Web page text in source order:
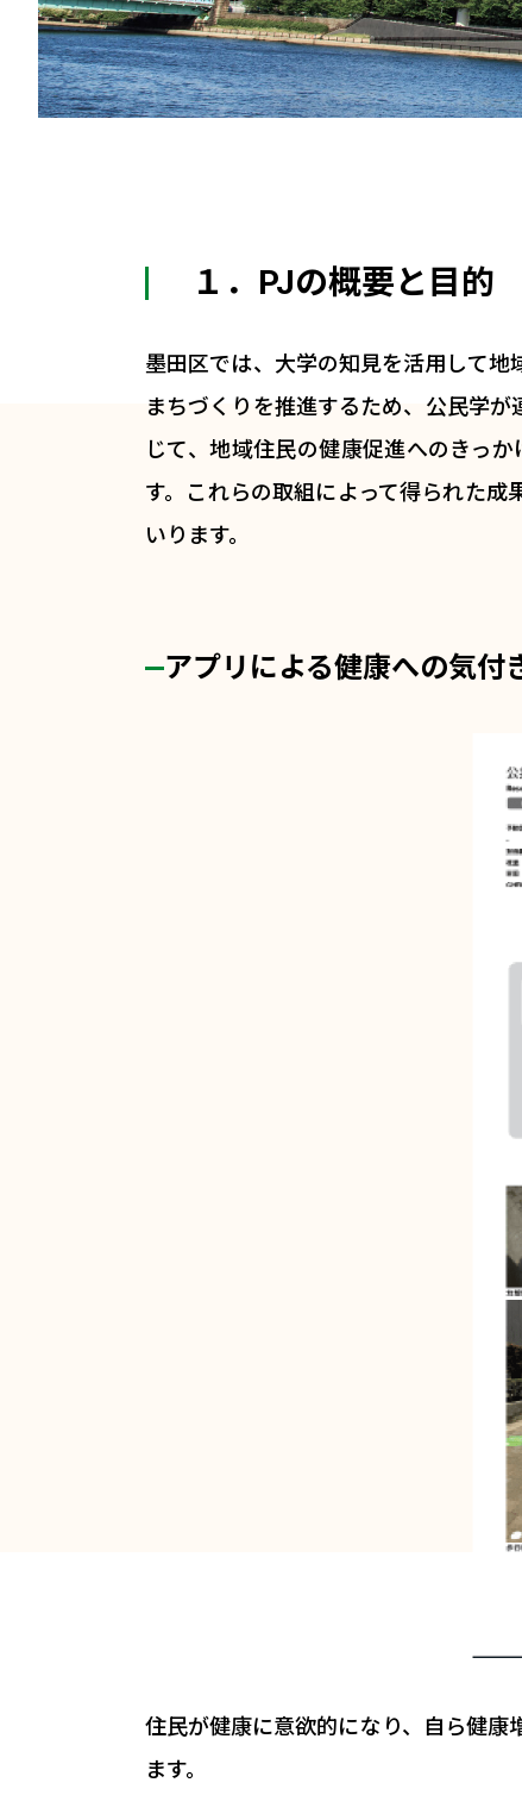
１．PJの概要と目的
墨田区では、大学の知見を活用して
まちづくりを推進するため、公民学
じて、地域住民の健康促進へのきっ
す。これらの取組によって得られた
いります。
アプリによる健康への気付
住民が健康に意欲的になり、自ら健康
ます。